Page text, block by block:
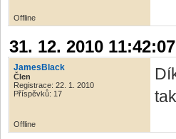
Offline
31. 12. 2010 11:42:07
JamesBlack
Člen
Registrace: 22. 1. 2010
Příspěvků: 17
Offline